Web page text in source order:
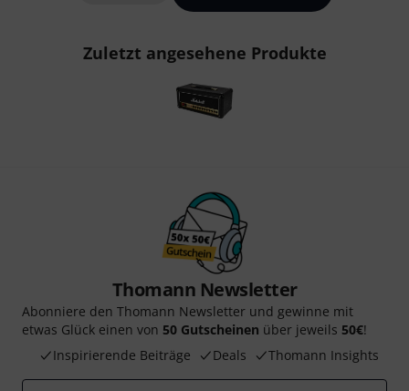
Zuletzt angesehene Produkte
Thomann Newsletter
Abonniere den Thomann Newsletter und gewinne mit
etwas Glück einen von 50 Gutscheinen über jeweils 50€!
Inspirierende Beiträge
Deals Thomann Insights